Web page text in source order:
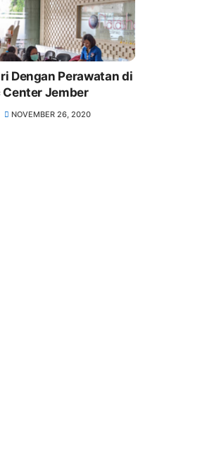
Dengan Perawatan di
Jember
NOVEMBER 26, 2020